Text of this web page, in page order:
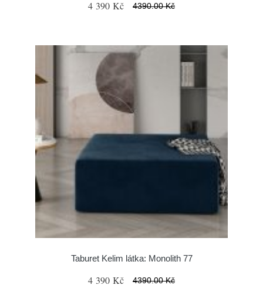
4 390 Kč 4390.00 Kč
Taburet Kelim látka: Monolith 77
4 390 Kč 4390.00 Kč